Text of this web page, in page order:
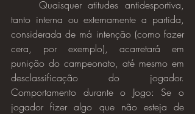
tanto interna ou externamente a partida,
considerada de má intenção (como fazer
cera, por exemplo), acarretará em
punição do campeonato, até mesmo em
desclassificação do jogador.
Comportamento durante o Jogo: Se o
jogador fizer algo que não esteja de